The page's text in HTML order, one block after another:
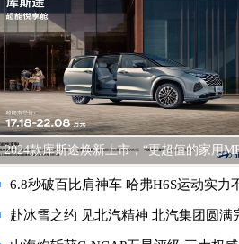
2024款库斯途焕新上市，“更超值的家用
6.8秒破百比肩神车 哈弗H6S运动实力不输本田
赴冰雪之约 见北汽精神 北汽集团圆满完成“相约北京”系列冬季体育赛事服务